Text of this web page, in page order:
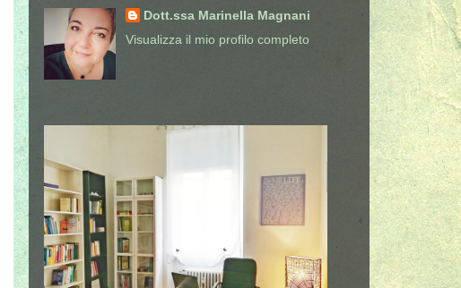
Dott.ssa Marinella Magnani
Visualizza il mio profilo completo